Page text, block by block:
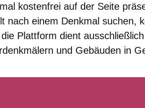
kostenfrei auf der Seite
nach einem Denkmal suchen,
Plattform dient
und Gebäuden in